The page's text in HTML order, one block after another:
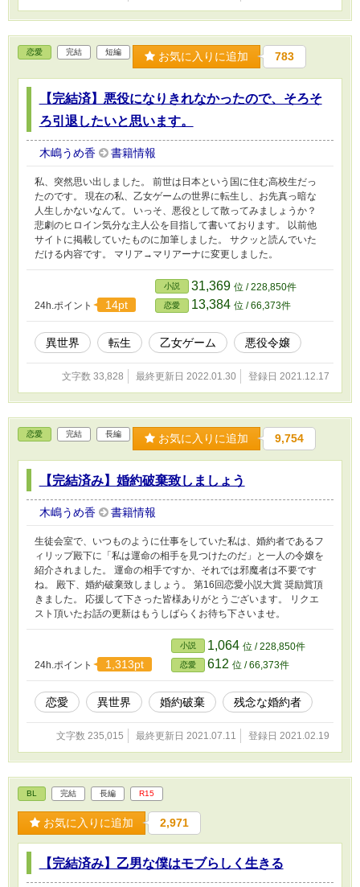
恋愛 完結 短編 お気に入りに追加 783
【完結済】悪役になりきれなかったので、そろそ
ろ引退したいと思います。
木嶋うめ香 書籍情報
私、突然思い出しました。 前世は日本という国に住む高校生だっ
たのです。 現在の私、乙女ゲームの世界に転生し、お先真っ暗な
人生しかないなんて。 いっそ、悪役として散ってみましょうか？
悲劇のヒロイン気分な主人公を目指して書いております。 以前他
サイトに掲載していたものに加筆しました。 サクッと読んでいた
だける内容です。 マリア→マリアーナに変更しました。
24h.ポイント 14pt
小説 31,369 位 / 228,850件
恋愛 13,384 位 / 66,373件
異世界 転生 乙女ゲーム 悪役令嬢
文字数 33,828 最終更新日 2022.01.30 登録日 2021.12.17
恋愛 完結 長編 お気に入りに追加 9,754
【完結済み】婚約破棄致しましょう
木嶋うめ香 書籍情報
生徒会室で、いつものように仕事をしていた私は、婚約者であるフ
ィリップ殿下に「私は運命の相手を見つけたのだ」と一人の令嬢を
紹介されました。 運命の相手ですか、それでは邪魔者は不要です
ね。 殿下、婚約破棄致しましょう。 第16回恋愛小説大賞 奨励賞頂
きました。 応援して下さった皆様ありがとうございます。 リクエ
スト頂いたお話の更新はもうしばらくお待ち下さいませ。
24h.ポイント 1,313pt
小説 1,064 位 / 228,850件
恋愛 612 位 / 66,373件
恋愛 異世界 婚約破棄 残念な婚約者
文字数 235,015 最終更新日 2021.07.11 登録日 2021.02.19
BL 完結 長編 R15
お気に入りに追加 2,971
【完結済み】乙男な僕はモブらしく生きる